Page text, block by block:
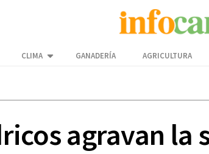
CLIMA GANADERÍA AGRICULTURA
agravan